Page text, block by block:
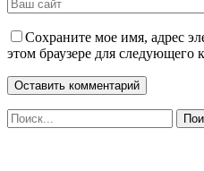
Сохраните мое имя, адрес
этом браузере для следующего